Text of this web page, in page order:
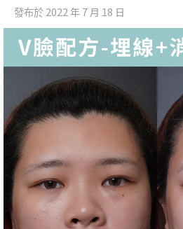
發布於 2022 年 7 月 18 日